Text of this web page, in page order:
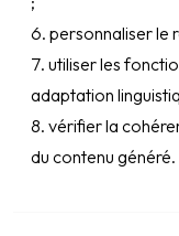
personnaliser le
utiliser les
adaptation
vérifier la
du contenu généré.